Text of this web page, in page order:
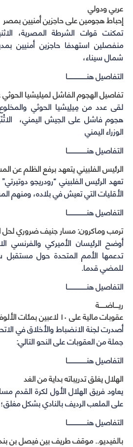
عربي ودولي
إحباط هجومين على حاجزين أمنيين بمصر
تمكنت قوات الشرطة المصرية،
منفصلين استهدفا حاجزين أمنيين
شمال سيناء،
التفاصيل هنـــــــــــــــــــا
تفاصيل الهجوم الفاشل لميليشيا
لقى عدد من مِيلِيشيا الحوثي
هجوم فاشل على الجيش اليمني،
الوزراء اليمني
التفاصيل هنـــــــــــــــــــا
الرئيس الفلبيني يتعهد برفع الظلم عن
تعهد الرئيس الفلبيني “رودريجو
الأقليات التي تعيش في بلاده، ومنهم
التفاصيل هنـــــــــــــــــــا
ترمب وماكرون: مسار جنيف ضروري لحل
أوضح الرئيسان الأميركي والفرنسي
تدعمها الأمم المتحدة حول مستقبل
للمضي قدما.
التفاصيل هنـــــــــــــــــــا
ريــــاضــــــة
عقوبات مالية على ١٠ لاعبين بمئات الألوف
أصدرت لجنة الانضباط والأخلاق في
جملة من العقوبات على النحو التالي:
التفاصيل هنـــــــــــــــــــا
الهلال يغلق تدريباته بداية من الغد
يعاود فريق ⁧الهلال⁩ الأول لكرة القدم
على الملعب الرديف بالنادي بشكل مغلق؛
التفاصيل هنـــــــــــــــــــا
بالفيديو.. موقف طريف بين فيصل بن